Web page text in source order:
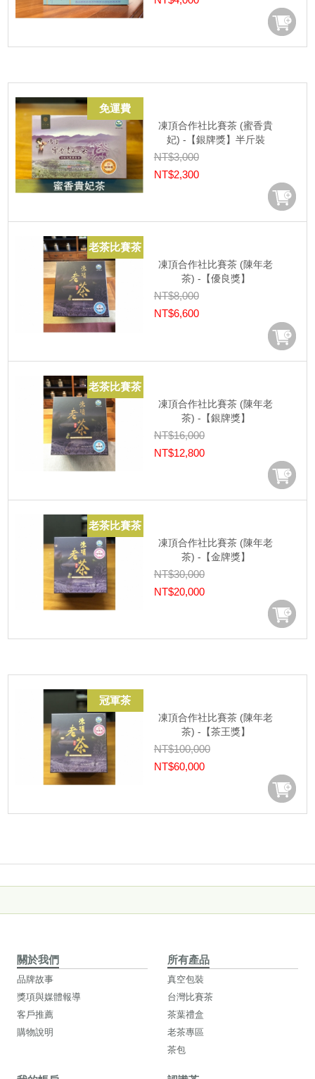
免運費
凍頂合作社比賽茶 (蜜香貴
妃) -【銀牌獎】半斤裝
NT$3,000
NT$2,300
老茶比賽茶
凍頂合作社比賽茶 (陳年老
茶) -【優良獎】
NT$8,000
NT$6,600
老茶比賽茶
凍頂合作社比賽茶 (陳年老
茶) -【銀牌獎】
NT$16,000
NT$12,800
老茶比賽茶
凍頂合作社比賽茶 (陳年老
茶) -【金牌獎】
NT$30,000
NT$20,000
冠軍茶
凍頂合作社比賽茶 (陳年老
茶) -【茶王獎】
NT$100,000
NT$60,000
關於我們
品牌故事
獎項與媒體報導
客戶推薦
購物說明
所有產品
真空包裝
台灣比賽茶
茶葉禮盒
老茶專區
茶包